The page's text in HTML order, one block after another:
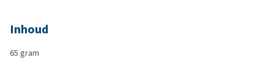
Inhoud
65 gram